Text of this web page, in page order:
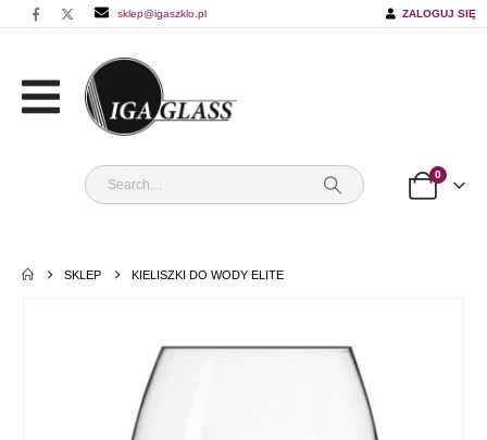
sklep@igaszklo.pl ZALOGUJ SIĘ
0
SKLEP KIELISZKI DO WODY ELITE